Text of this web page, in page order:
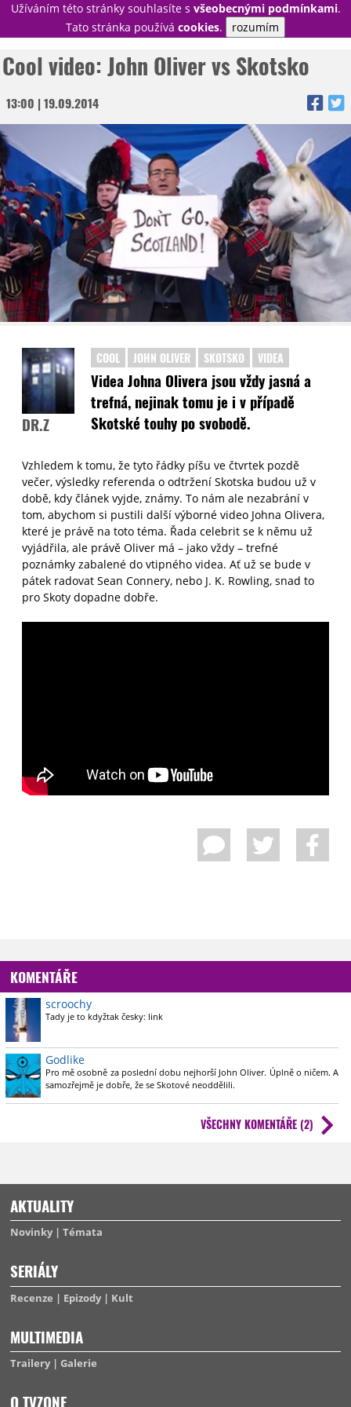
Užíváním této stránky souhlasíte s všeobecnými podmínkami.
Tato stránka používá cookies. rozumím
PŘIHLÁSIT
NOVINKY
TÉMATA
RECENZE
EPIZODY
KULT
TRAILERY
GALERIE
DISKUZE
STATISTIKY
TIRÁŽ
Cool video: John Oliver vs Skotsko
13:00 | 19.09.2014
DR.Z
COOL JOHN OLIVER SKOTSKO VIDEA
Videa Johna Olivera jsou vždy jasná a
trefná, nejinak tomu je i v případě
Skotské touhy po svobodě.
Vzhledem k tomu, že tyto řádky píšu ve čtvrtek pozdě
večer, výsledky referenda o odtržení Skotska budou už v
době, kdy článek vyjde, známy. To nám ale nezabrání v
tom, abychom si pustili další výborné video Johna Olivera,
které je právě na toto téma. Řada celebrit se k němu už
vyjádřila, ale právě Oliver má – jako vždy – trefné
poznámky zabalené do vtipného videa. Ať už se bude v
pátek radovat Sean Connery, nebo J. K. Rowling, snad to
pro Skoty dopadne dobře.
KOMENTÁŘE
scroochy
Tady je to kdyžtak česky: link
Godlike
Pro mě osobně za poslední dobu nejhorší John Oliver. Úplně o ničem. A
samozřejmě je dobře, že se Skotové neoddělili.
VŠECHNY KOMENTÁŘE (2)
AKTUALITY
Novinky Témata
SERIÁLY
Recenze Epizody Kult
MULTIMEDIA
Trailery Galerie
O TVZONE